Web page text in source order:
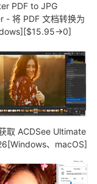
PDF to JPG
- 将 PDF 文档转换为
取 ACDSee Ultimate
、macOS]